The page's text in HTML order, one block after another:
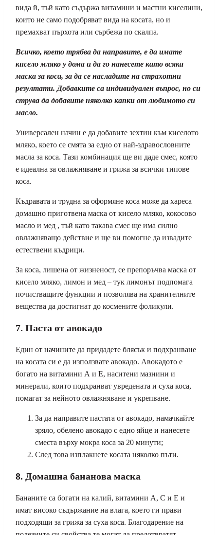
вида й, тъй като съдържа витамини и мастни киселини,
които не само подобряват вида на косата, но и
премахват пърхота или сърбежа по скалпа.
Всичко, което трябва да направите, е да имате
кисело мляко у дома и да го нанесете като всяка
маска за коса, за да се насладите на страхотни
резултати. Добавките са индивидуален въпрос, но си
струва да добавите няколко капки от любимото си
масло.
Универсален начин е да добавите зехтин към киселото
мляко, което се смята за едно от най-здравословните
масла за коса. Тази комбинация ще ви даде смес, която
е идеална за овлажняване и грижа за всички типове
коса.
Къдравата и трудна за оформяне коса може да хареса
домашно приготвена маска от кисело мляко, кокосово
масло и мед , тъй като такава смес ще има силно
овлажняващо действие и ще ви помогне да извадите
естествени къдрици.
За коса, лишена от жизненост, се препоръчва маска от
кисело мляко, лимон и мед – тук лимонът подпомага
почистващите функции и позволява на хранителните
вещества да достигнат до космените фоликули.
7. Паста от авокадо
Един от начините да придадете блясък и подхранване
на косата си е да използвате авокадо. Авокадото е
богато на витамини А и Е, наситени мазнини и
минерали, които подхранват увредената и суха коса,
помагат за нейното овлажняване и укрепване.
За да направите пастата от авокадо, намачкайте
зряло, обелено авокадо с едно яйце и нанесете
сместа върху мокра коса за 20 минути;
След това изплакнете косата няколко пъти.
8. Домашна бананова маска
Бананите са богати на калий, витамини А, С и Е и
имат високо съдържание на влага, което ги прави
подходящи за грижа за суха коса. Благодарение на